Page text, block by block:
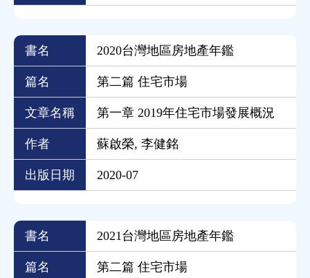
書名 2020台灣地區房地產年鑑
篇名 第二篇 住宅市場
文章名稱 第一章 2019年住宅市場發展概況
作者 蘇啟榮, 李健銘
出版日期 2020-07
書名 2021台灣地區房地產年鑑
篇名 第二篇 住宅市場